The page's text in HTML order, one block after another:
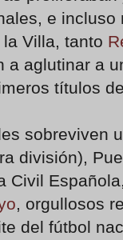
e
Villa, tanto
a aglutinar a
títulos
sobreviven
división),
Civil
, orgullosos
del fútbol